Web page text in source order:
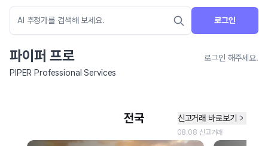
로그인
파이퍼 프로
로그인 해주세요.
PIPER Professional Services